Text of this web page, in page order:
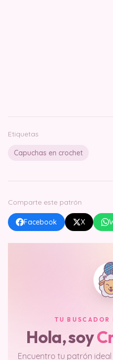
Etiquetas
Capuchas en crochet
Comparte este patrón
Facebook X
TU
Hola, soy
Encuentro tu patrón